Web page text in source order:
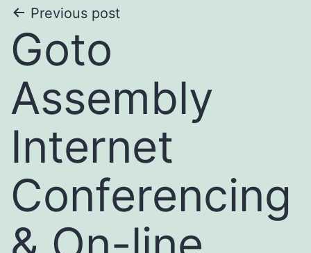
Post
navigation
Previous post
Goto
Assembly
Internet
Conferencing